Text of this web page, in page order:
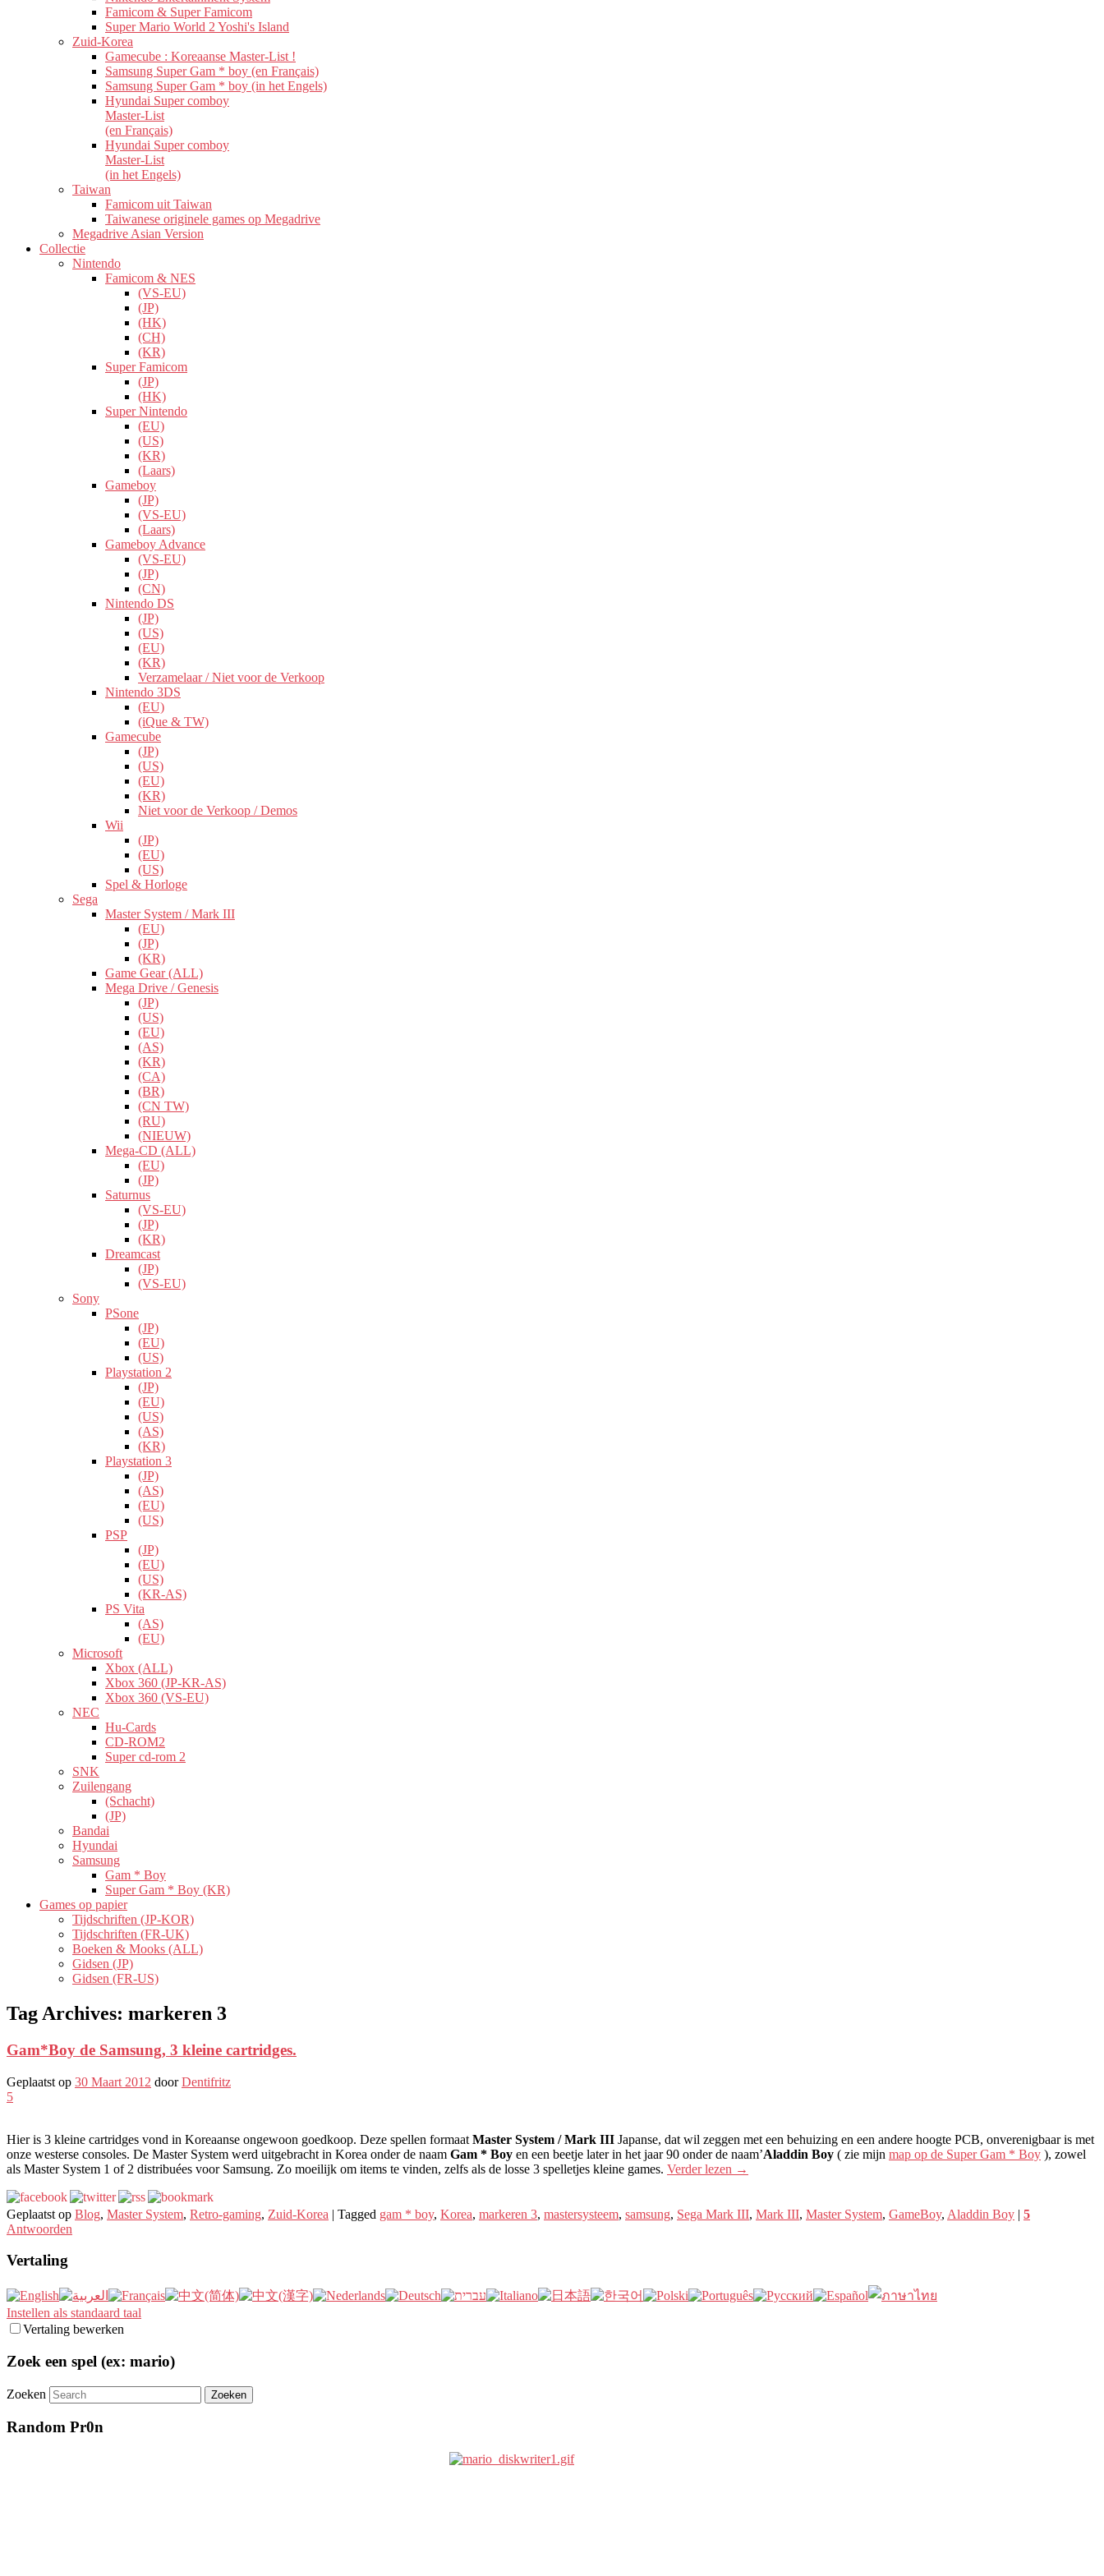
Famicom & Super Famicom
Super Mario World 2 Yoshi's Island
Zuid-Korea
Gamecube : Koreaanse Master-List !
Samsung Super Gam * boy (en Français)
Samsung Super Gam * boy (in het Engels)
Hyundai Super comboy
Master-List
(en Français)
Hyundai Super comboy
Master-List
(in het Engels)
Taiwan
Famicom uit Taiwan
Taiwanese originele games op Megadrive
Megadrive Asian Version
Collectie
Nintendo
Famicom & NES
(VS-EU)
(JP)
(HK)
(CH)
(KR)
Super Famicom
(JP)
(HK)
Super Nintendo
(EU)
(US)
(KR)
(Laars)
Gameboy
(JP)
(VS-EU)
(Laars)
Gameboy Advance
(VS-EU)
(JP)
(CN)
Nintendo DS
(JP)
(US)
(EU)
(KR)
Verzamelaar / Niet voor de Verkoop
Nintendo 3DS
(EU)
(iQue & TW)
Gamecube
(JP)
(US)
(EU)
(KR)
Niet voor de Verkoop / Demos
Wii
(JP)
(EU)
(US)
Spel & Horloge
Sega
Master System / Mark III
(EU)
(JP)
(KR)
Game Gear (ALL)
Mega Drive / Genesis
(JP)
(US)
(EU)
(AS)
(KR)
(CA)
(BR)
(CN TW)
(RU)
(NIEUW)
Mega-CD (ALL)
(EU)
(JP)
Saturnus
(VS-EU)
(JP)
(KR)
Dreamcast
(JP)
(VS-EU)
Sony
PSone
(JP)
(EU)
(US)
Playstation 2
(JP)
(EU)
(US)
(AS)
(KR)
Playstation 3
(JP)
(AS)
(EU)
(US)
PSP
(JP)
(EU)
(US)
(KR-AS)
PS Vita
(AS)
(EU)
Microsoft
Xbox (ALL)
Xbox 360 (JP-KR-AS)
Xbox 360 (VS-EU)
NEC
Hu-Cards
CD-ROM2
Super cd-rom 2
SNK
Zuilengang
(Schacht)
(JP)
Bandai
Hyundai
Samsung
Gam * Boy
Super Gam * Boy (KR)
Games op papier
Tijdschriften (JP-KOR)
Tijdschriften (FR-UK)
Boeken & Mooks (ALL)
Gidsen (JP)
Gidsen (FR-US)
Tag Archives: markeren 3
Gam*Boy de Samsung, 3 kleine cartridges.
Geplaatst op 30 Maart 2012 doorDentifritz
5
Hier is 3 kleine cartridges vond in Koreaanse ongewoon goedkoop. Deze spellen formaat Master System / Mark III Japanse, dat wil zeggen met een behuizing en een andere hoogte PCB, onverenigbaar is met
onze westerse consoles. De Master System werd uitgebracht in Korea onder de naam Gam * Boy en een beetje later in het jaar 90 onder de naam’Aladdin Boy ( zie mijn map op de Super Gam * Boy ), zowel
als Master System 1 of 2 distribuées voor Samsung. Zo moeilijk om items te vinden, zelfs als de losse 3 spelletjes kleine games. Verder lezen →
Geplaatst op Blog, Master System, Retro-gaming, Zuid-Korea | Tagged gam * boy, Korea, markeren 3, mastersysteem, samsung, Sega Mark III, Mark III, Master System, GameBoy, Aladdin Boy | 5
Antwoorden
Vertaling
Instellen als standaard taal
Vertaling bewerken
Zoek een spel (ex: mario)
Zoeken
Random Pr0n